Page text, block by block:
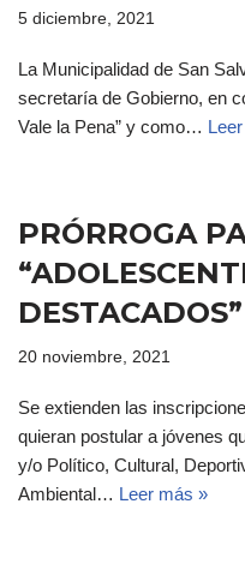
5 diciembre, 2021
La Municipalidad de San
secretaría de Gobierno, en
Vale la Pena” y como…
PRÓRROGA
DESTACADOS”
20 noviembre, 2021
Se extienden las
quieran postular a jóvenes
y/o Político, Cultural,
Ambiental… Leer más »